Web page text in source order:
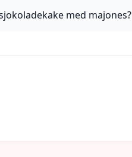
med majones?